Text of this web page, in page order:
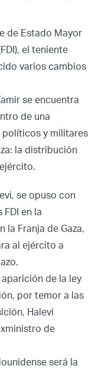
de Estado Mayor
el teniente
varios cambios
se encuentra
de una
y militares
la distribución
se opuso con
en la
la Franja de Gaza,
al ejército a
de la ley
por temor a las
Halevi
de
será la